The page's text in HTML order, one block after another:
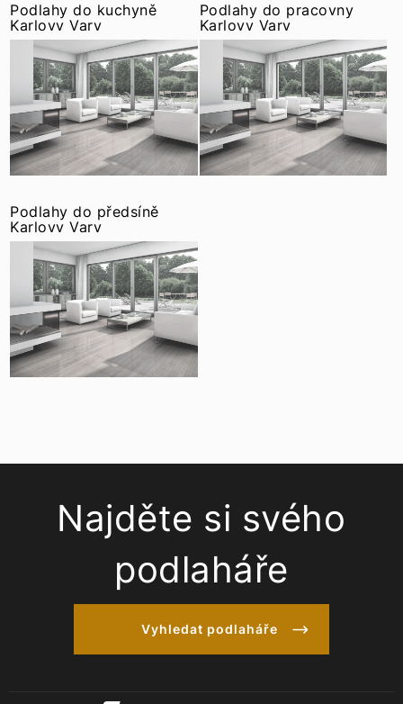
Podlahy do kuchyně
Karlovy Vary
Podlahy do pracovny
Karlovy Vary
Podlahy do předsíně
Karlovy Vary
Najděte si svého
podlaháře
Vyhledat podlaháře